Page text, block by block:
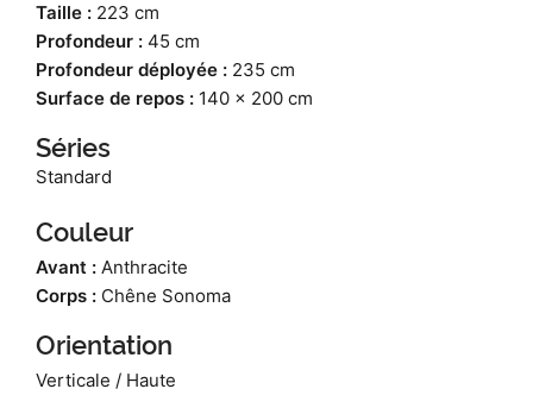
Taille : 223 cm
Profondeur : 45 cm
Profondeur déployée : 235 cm
Surface de repos : 140 x 200 cm
Séries
Standard
Couleur
Avant : Anthracite
Corps : Chêne Sonoma
Orientation
Verticale / Haute